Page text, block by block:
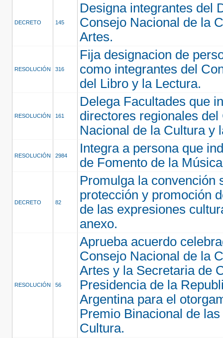
DECRETO 145
Designa integrantes del
Consejo Nacional de la
Artes.
RESOLUCIÓN 316
Fija designacion de
como integrantes del
del Libro y la Lectura.
RESOLUCIÓN 161
Delega Facultades que
directores regionales del
Nacional de la Cultura y
RESOLUCIÓN 2984
Integra a persona que
de Fomento de la
DECRETO 82
Promulga la convención
protección y promoción
de las expresiones
anexo.
RESOLUCIÓN 56
Aprueba acuerdo
Consejo Nacional de la
Artes y la Secretaria de
Presidencia de la
Argentina para el
Premio Binacional de
Cultura.